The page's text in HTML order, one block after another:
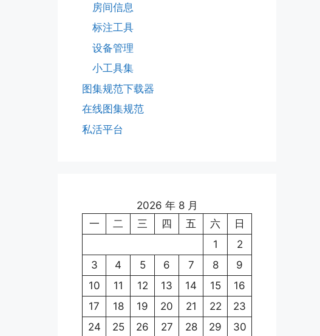
房间信息
标注工具
设备管理
小工具集
图集规范下载器
在线图集规范
私活平台
2026 年 8 月
一
二 三 四 五 六
日
1
2
3
4 5 6 7 8
9
10
11 12 13 14 15
16
17
18 19 20 21 22
23
24
25 26 27 28 29 30